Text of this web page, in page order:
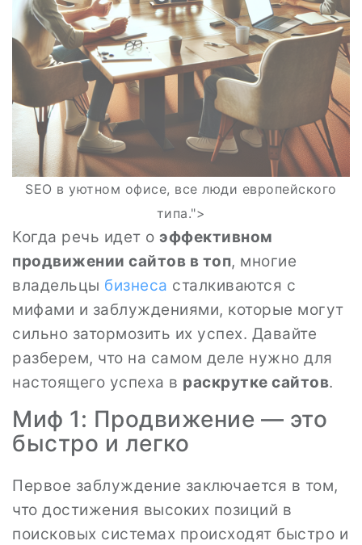
SEO в уютном офисе, все люди европейского
типа.">
Когда речь идет о эффективном
продвижении сайтов в топ, многие
владельцы бизнеса сталкиваются с
мифами и заблуждениями, которые могут
сильно затормозить их успех. Давайте
разберем, что на самом деле нужно для
настоящего успеха в раскрутке сайтов.
Миф 1: Продвижение — это
быстро и легко
Первое заблуждение заключается в том,
что достижения высоких позиций в
поисковых системах происходят быстро и